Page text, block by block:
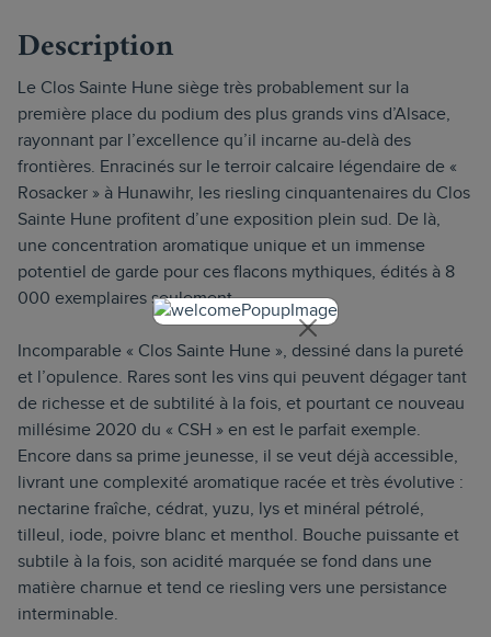
Description
Le Clos Sainte Hune siège très probablement sur la
première place du podium des plus grands vins d’Alsace,
rayonnant par l’excellence qu’il incarne au-delà des
frontières. Enracinés sur le terroir calcaire légendaire de «
Rosacker » à Hunawihr, les riesling cinquantenaires du Clos
Sainte Hune profitent d’une exposition plein sud. De là,
une concentration aromatique unique et un immense
potentiel de garde pour ces flacons mythiques, édités à 8
000 exemplaires seulement.
Incomparable « Clos Sainte Hune », dessiné dans la pureté
et l’opulence. Rares sont les vins qui peuvent dégager tant
de richesse et de subtilité à la fois, et pourtant ce nouveau
millésime 2020 du « CSH » en est le parfait exemple.
Encore dans sa prime jeunesse, il se veut déjà accessible,
livrant une complexité aromatique racée et très évolutive :
nectarine fraîche, cédrat, yuzu, lys et minéral pétrolé,
tilleul, iode, poivre blanc et menthol. Bouche puissante et
subtile à la fois, son acidité marquée se fond dans une
matière charnue et tend ce riesling vers une persistance
interminable.